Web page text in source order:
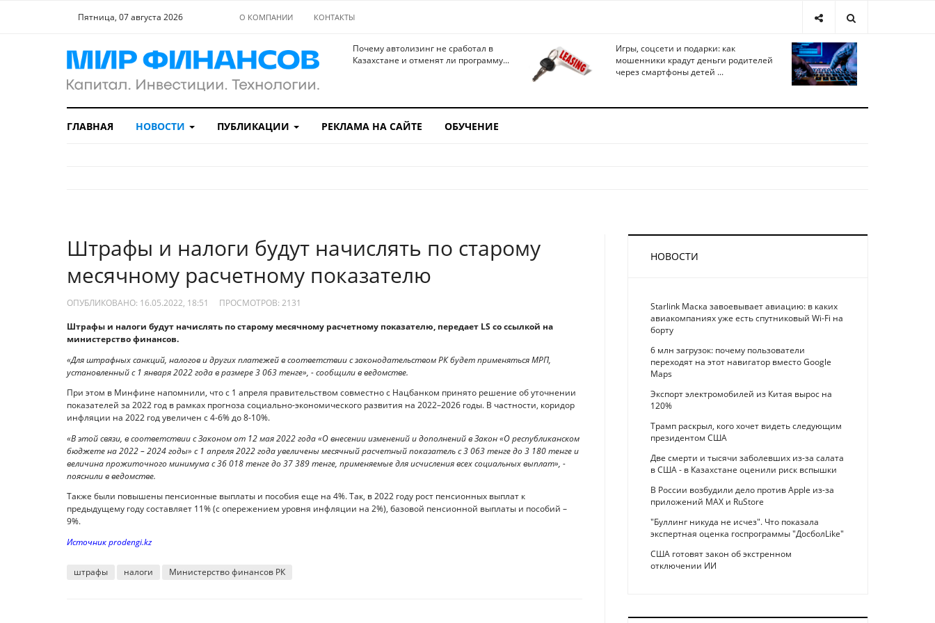
Пятница, 07 августа 2026 О КОМПАНИИ КОНТАКТЫ
Почему автолизинг не сработал в
Казахстане и отменят ли программу...
Игры, соцсети и подарки: как
мошенники крадут деньги родителей
через смартфоны детей ...
ГЛАВНАЯ НОВОСТИ ПУБЛИКАЦИИ РЕКЛАМА НА САЙТЕ ОБУЧЕНИЕ
Штрафы и налоги будут начислять по старому
месячному расчетному показателю
ОПУБЛИКОВАНО: 16.05.2022, 18:51 ПРОСМОТРОВ: 2131
Штрафы и налоги будут начислять по старому месячному расчетному показателю, передает LS со ссылкой на
министерство финансов.
«Для штрафных санкций, налогов и других платежей в соответствии с законодательством РК будет применяться МРП,
установленный с 1 января 2022 года в размере 3 063 тенге», - сообщили в ведомстве.
При этом в Минфине напомнили, что с 1 апреля правительством совместно с Нацбанком принято решение об уточнении
показателей за 2022 год в рамках прогноза социально-экономического развития на 2022–2026 годы. В частности, коридор
инфляции на 2022 год увеличен с 4-6% до 8-10%.
«В этой связи, в соответствии с Законом от 12 мая 2022 года «О внесении изменений и дополнений в Закон «О республиканском
бюджете на 2022 – 2024 годы» с 1 апреля 2022 года увеличены месячный расчетный показатель с 3 063 тенге до 3 180 тенге и
величина прожиточного минимума с 36 018 тенге до 37 389 тенге, применяемые для исчисления всех социальных выплат», -
пояснили в ведомстве.
Также были повышены пенсионные выплаты и пособия еще на 4%. Так, в 2022 году рост пенсионных выплат к
предыдущему году составляет 11% (с опережением уровня инфляции на 2%), базовой пенсионной выплаты и пособий –
9%.
Источник prodengi.kz
штрафы налоги Министерство финансов РК
НОВОСТИ
Starlink Маска завоевывает авиацию: в каких
авиакомпаниях уже есть спутниковый Wi-Fi на
борту
6 млн загрузок: почему пользователи
переходят на этот навигатор вместо Google
Maps
Экспорт электромобилей из Китая вырос на
120%
Трамп раскрыл, кого хочет видеть следующим
президентом США
Две смерти и тысячи заболевших из-за салата
в США - в Казахстане оценили риск вспышки
В России возбудили дело против Apple из-за
приложений MAX и RuStore
"Буллинг никуда не исчез". Что показала
экспертная оценка госпрограммы "ДосболLike"
США готовят закон об экстренном
отключении ИИ